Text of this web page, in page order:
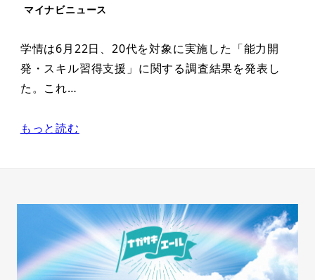
マイナビニュース
学情は6月22日、20代を対象に実施した「能力開
発・スキル習得支援」に関する調査結果を発表し
た。これ…
もっと読む